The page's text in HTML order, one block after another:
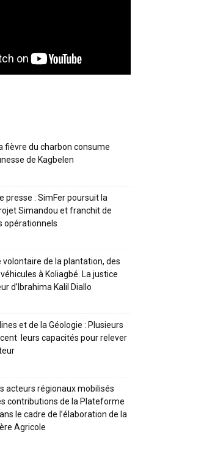
fièvre du charbon consume
de Kagbelen
presse : SimFer poursuit la
Simandou et franchit de
opérationnels
volontaire de la plantation, des
à Koliagbé. La justice
d’Ibrahima Kalil Diallo
et de la Géologie : Plusieurs
leurs capacités pour relever
acteurs régionaux mobilisés
contributions de la Plateforme
le cadre de l’élaboration de la
Agricole